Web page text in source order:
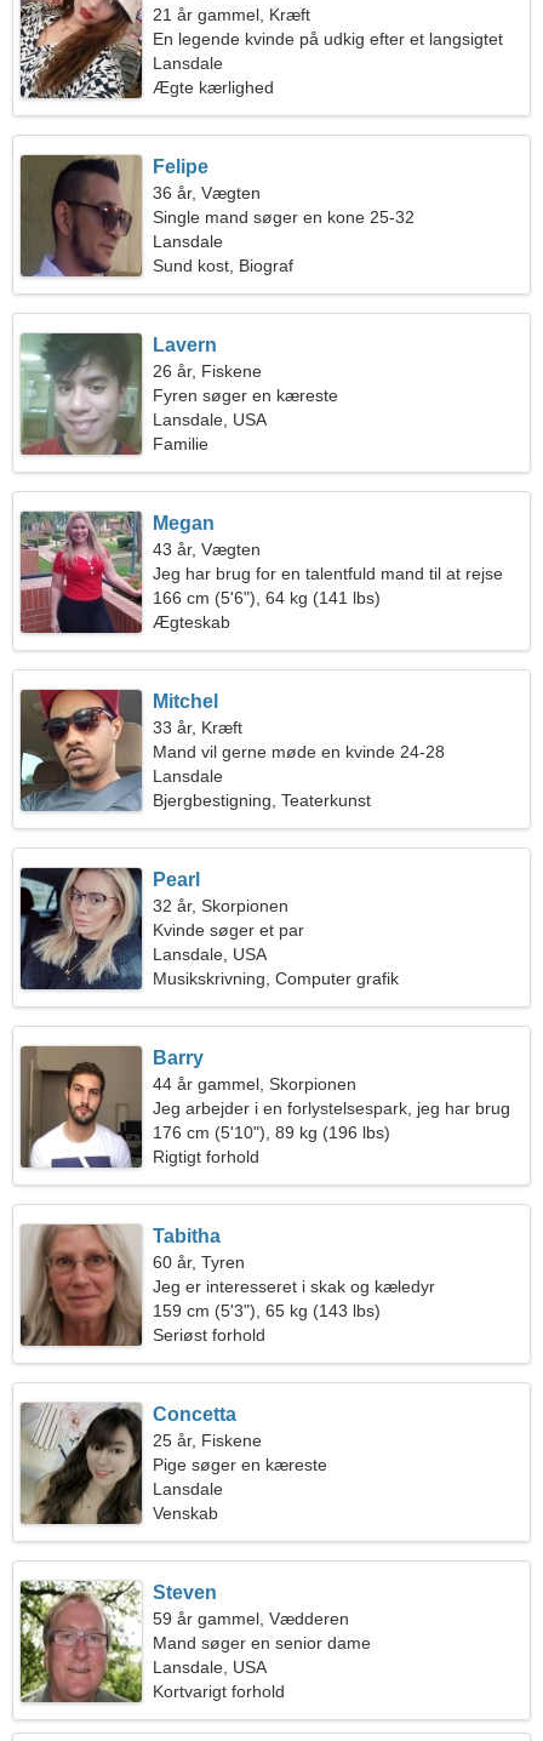
21 år gammel, Kræft
En legende kvinde på udkig efter et langsigtet
forhold
Lansdale
Ægte kærlighed
Felipe
36 år, Vægten
Single mand søger en kone 25-32
Lansdale
Sund kost, Biograf
Lavern
26 år, Fiskene
Fyren søger en kæreste
Lansdale, USA
Familie
Megan
43 år, Vægten
Jeg har brug for en talentfuld mand til at rejse
166 cm (5'6"), 64 kg (141 lbs)
Ægteskab
Mitchel
33 år, Kræft
Mand vil gerne møde en kvinde 24-28
Lansdale
Bjergbestigning, Teaterkunst
Pearl
32 år, Skorpionen
Kvinde søger et par
Lansdale, USA
Musikskrivning, Computer grafik
Barry
44 år gammel, Skorpionen
Jeg arbejder i en forlystelsespark, jeg har brug
for en venlig kvinde
176 cm (5'10"), 89 kg (196 lbs)
Rigtigt forhold
Tabitha
60 år, Tyren
Jeg er interesseret i skak og kæledyr
159 cm (5'3"), 65 kg (143 lbs)
Seriøst forhold
Concetta
25 år, Fiskene
Pige søger en kæreste
Lansdale
Venskab
Steven
59 år gammel, Vædderen
Mand søger en senior dame
Lansdale, USA
Kortvarigt forhold